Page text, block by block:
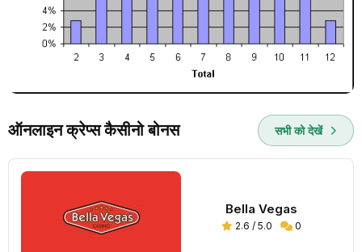
ऑनलाइन क्रेप्स कैसीनो बोनस सभी को देखें
Bella Vegas
2.6 / 5.0 0